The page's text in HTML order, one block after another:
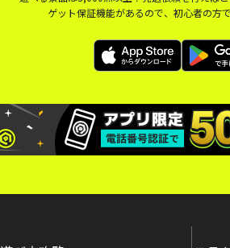
ゲット保証機能があるので、初心者の方